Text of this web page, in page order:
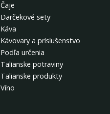
Čaje
Darčekové sety
Káva
Kávovary a príslušenstvo
Podľa určenia
Talianske potraviny
Talianske produkty
Víno